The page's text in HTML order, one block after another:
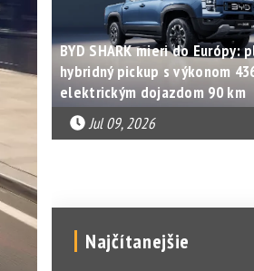
BYD SHARK mieri do Európy:
hybridný pickup s výkonom
elektrickým dojazdom 90 km
Jul 09, 2026
Najčítanejšie